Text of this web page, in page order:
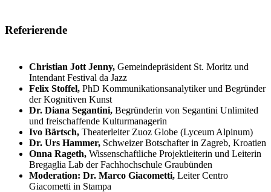
Referierende
Christian Jott Jenny, Gemeindepräsident St. Moritz und
Intendant Festival da Jazz
Felix Stoffel, PhD Kommunikationsanalytiker und Begründer
der Kognitiven Kunst
Dr. Diana Segantini, Begründerin von Segantini Unlimited
und freischaffende Kulturmanagerin
Ivo Bärtsch, Theaterleiter Zuoz Globe (Lyceum Alpinum)
Dr. Urs Hammer, Schweizer Botschafter in Zagreb, Kroatien
Onna Rageth, Wissenschaftliche Projektleiterin und Leiterin
Bregaglia Lab der Fachhochschule Graubünden
Moderation: Dr. Marco Giacometti, Leiter Centro
Giacometti in Stampa